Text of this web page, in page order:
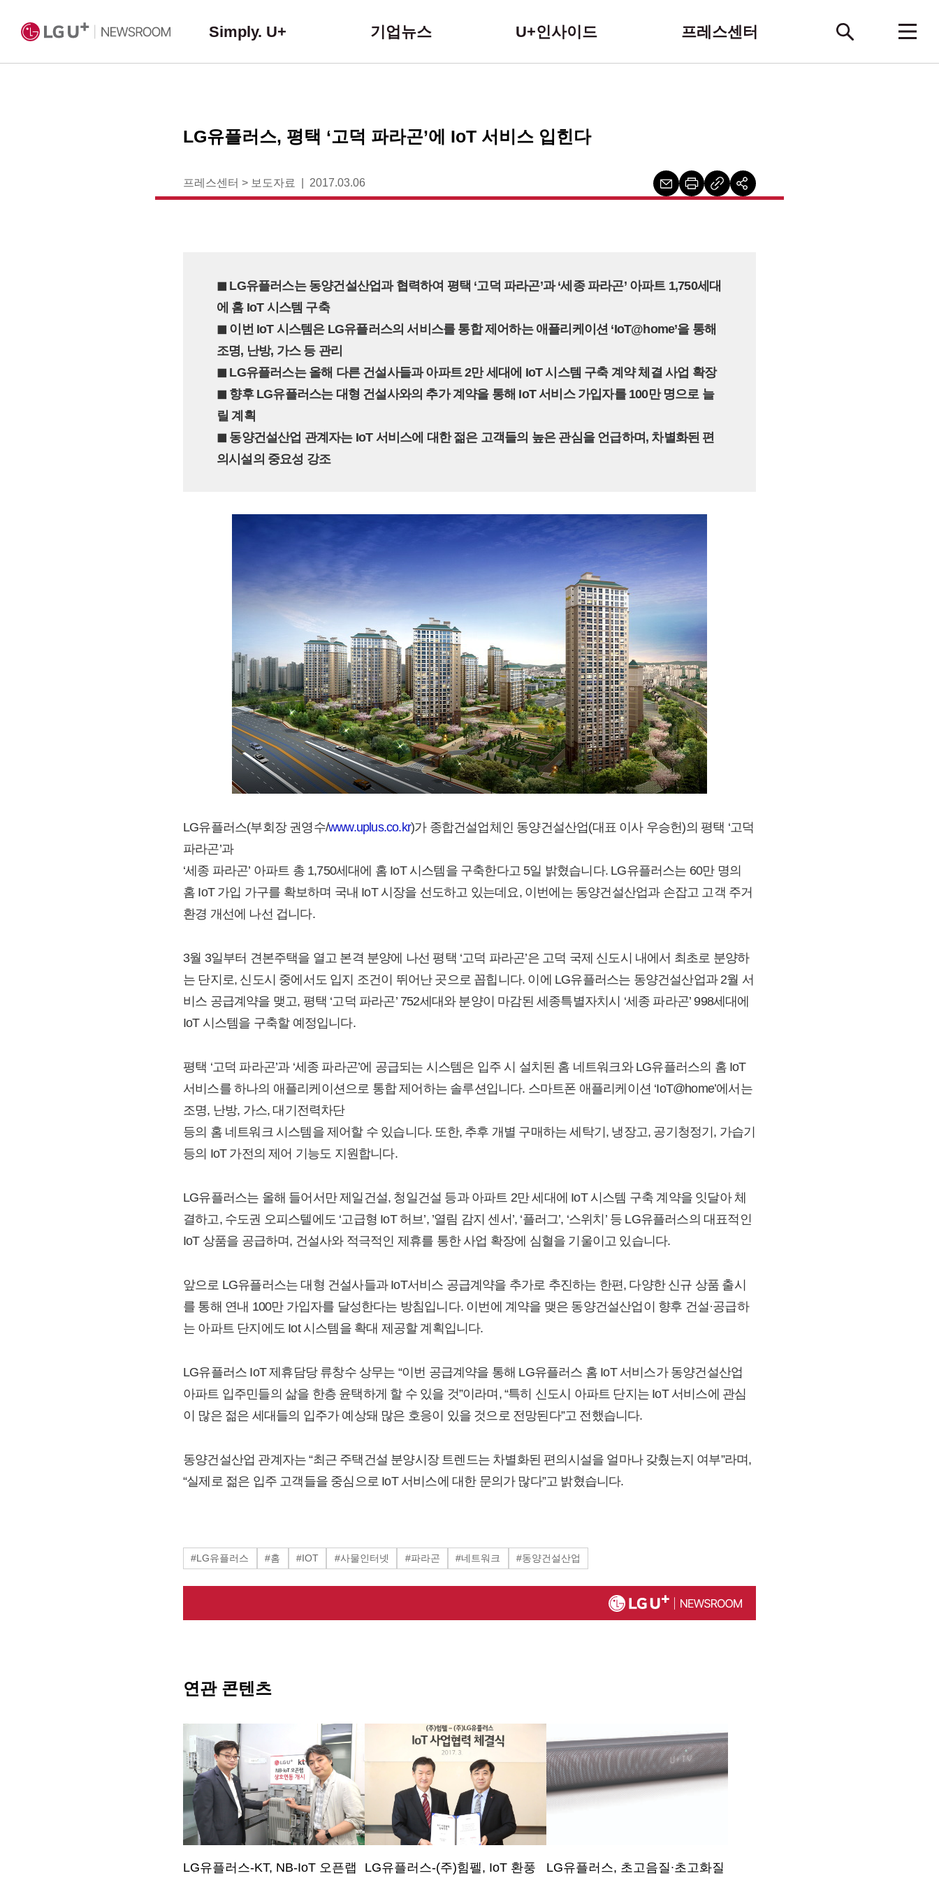
Simply. U+ 기업뉴스 U+인사이드 프레스센터
LG유플러스, 평택 ‘고덕 파라곤’에 IoT 서비스 입힌다
프레스센터 > 보도자료 2017.03.06
◼︎ LG유플러스는 동양건설산업과 협력하여 평택 ‘고덕 파라곤’과 ‘세종 파라곤’ 아파트 1,750세대
에 홈 IoT 시스템 구축
◼︎ 이번 IoT 시스템은 LG유플러스의 서비스를 통합 제어하는 애플리케이션 ‘IoT@home’을 통해
조명, 난방, 가스 등 관리
◼︎ LG유플러스는 올해 다른 건설사들과 아파트 2만 세대에 IoT 시스템 구축 계약 체결 사업 확장
◼︎ 향후 LG유플러스는 대형 건설사와의 추가 계약을 통해 IoT 서비스 가입자를 100만 명으로 늘
릴 계획
◼︎ 동양건설산업 관계자는 IoT 서비스에 대한 젊은 고객들의 높은 관심을 언급하며, 차별화된 편
의시설의 중요성 강조
LG유플러스(부회장 권영수/www.uplus.co.kr)가 종합건설업체인 동양건설산업(대표 이사 우승헌)의 평택 ‘고덕
파라곤’과
‘세종 파라곤’ 아파트 총 1,750세대에 홈 IoT 시스템을 구축한다고 5일 밝혔습니다. LG유플러스는 60만 명의
홈 IoT 가입 가구를 확보하며 국내 IoT 시장을 선도하고 있는데요, 이번에는 동양건설산업과 손잡고 고객 주거
환경 개선에 나선 겁니다.
3월 3일부터 견본주택을 열고 본격 분양에 나선 평택 ‘고덕 파라곤’은 고덕 국제 신도시 내에서 최초로 분양하
는 단지로, 신도시 중에서도 입지 조건이 뛰어난 곳으로 꼽힙니다. 이에 LG유플러스는 동양건설산업과 2월 서
비스 공급계약을 맺고, 평택 ‘고덕 파라곤’ 752세대와 분양이 마감된 세종특별자치시 ‘세종 파라곤’ 998세대에
IoT 시스템을 구축할 예정입니다.
평택 ‘고덕 파라곤’과 ‘세종 파라곤’에 공급되는 시스템은 입주 시 설치된 홈 네트워크와 LG유플러스의 홈 IoT
서비스를 하나의 애플리케이션으로 통합 제어하는 솔루션입니다. 스마트폰 애플리케이션 ‘IoT@home’에서는
조명, 난방, 가스, 대기전력차단
등의 홈 네트워크 시스템을 제어할 수 있습니다. 또한, 추후 개별 구매하는 세탁기, 냉장고, 공기청정기, 가습기
등의 IoT 가전의 제어 기능도 지원합니다.
LG유플러스는 올해 들어서만 제일건설, 청일건설 등과 아파트 2만 세대에 IoT 시스템 구축 계약을 잇달아 체
결하고, 수도권 오피스텔에도 ‘고급형 IoT 허브’, ’열림 감지 센서’, ‘플러그’, ‘스위치’ 등 LG유플러스의 대표적인
IoT 상품을 공급하며, 건설사와 적극적인 제휴를 통한 사업 확장에 심혈을 기울이고 있습니다.
앞으로 LG유플러스는 대형 건설사들과 IoT서비스 공급계약을 추가로 추진하는 한편, 다양한 신규 상품 출시
를 통해 연내 100만 가입자를 달성한다는 방침입니다. 이번에 계약을 맺은 동양건설산업이 향후 건설·공급하
는 아파트 단지에도 Iot 시스템을 확대 제공할 계획입니다.
LG유플러스 IoT 제휴담당 류창수 상무는 “이번 공급계약을 통해 LG유플러스 홈 IoT 서비스가 동양건설산업
아파트 입주민들의 삶을 한층 윤택하게 할 수 있을 것”이라며, “특히 신도시 아파트 단지는 IoT 서비스에 관심
이 많은 젊은 세대들의 입주가 예상돼 많은 호응이 있을 것으로 전망된다”고 전했습니다.
동양건설산업 관계자는 “최근 주택건설 분양시장 트렌드는 차별화된 편의시설을 얼마나 갖췄는지 여부”라며,
“실제로 젊은 입주 고객들을 중심으로 IoT 서비스에 대한 문의가 많다”고 밝혔습니다.
#LG유플러스 #홈 #IOT #사물인터넷 #파라곤 #네트워크 #동양건설산업
연관 콘텐츠
LG유플러스-KT, NB-IoT 오픈랩
LG유플러스-(주)힘펠, IoT 환풍
LG유플러스, 초고음질∙초고화질